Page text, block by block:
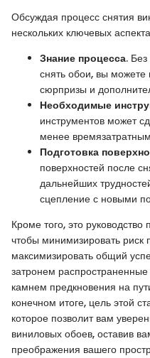
Обсуждая процесс снятия
нескольких ключевых
Знание процесса.
снять обои, вы
сюрпризы и
Необходимые
инструментов может
менее
Подготовка
поверхностей после
дальнейших
сцепление с новыми
Кроме того, это
чтобы минимизировать риск
максимизировать общий
затронем
камнем предкновения на
конечном итоге, цель этой
которое позволит вам
виниловых обоев, оставив
преображения вашего